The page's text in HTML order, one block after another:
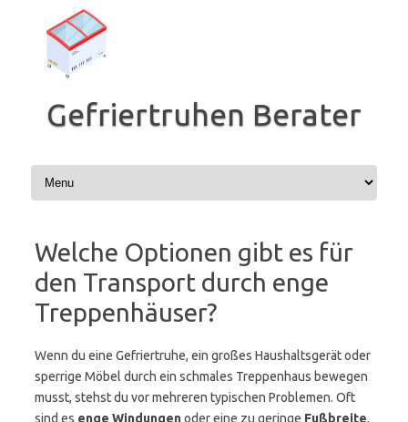
springen
Gefriertruhen Berater
Welche Optionen gibt es für
den Transport durch enge
Treppenhäuser?
Wenn du eine Gefriertruhe, ein großes Haushaltsgerät oder
sperrige Möbel durch ein schmales Treppenhaus bewegen
musst, stehst du vor mehreren typischen Problemen. Oft
sind es enge Windungenoder eine zu geringe Fußbreite,